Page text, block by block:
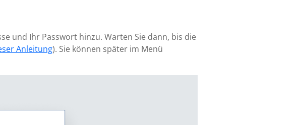
und Ihr Passwort hinzu. Warten Sie dann, bis die
Anleitung). Sie können später im Menü